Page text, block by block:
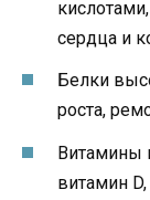
сердца и
Белки
роста,
Витамины
витамин